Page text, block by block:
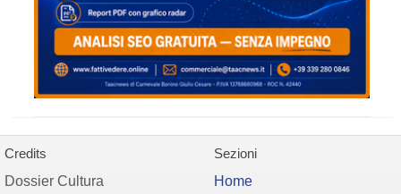
Credits
Dossier Cultura
Sezioni
Home